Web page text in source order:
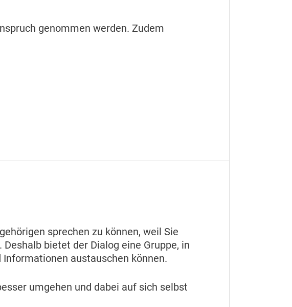
genommen werden. Zudem
sprechen zu können, weil Sie
bietet der Dialog eine Gruppe, in
austauschen können.
umgehen und dabei auf sich selbst